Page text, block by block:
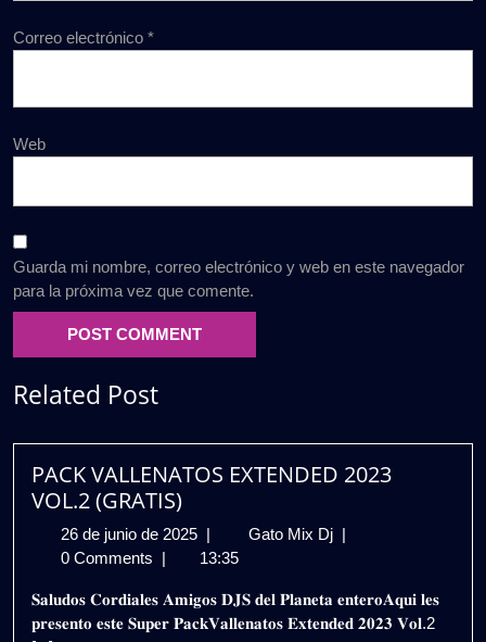
Correo electrónico *
Web
Guarda mi nombre, correo electrónico y web en este navegador
para la próxima vez que comente.
Related Post
PACK VALLENATOS EXTENDED 2023
VOL.2 (GRATIS)
26 de junio de 2025 26
de
de
2025
| Gato Mix Dj PACK
2023
VOL.2
|
0 Comments | 13:35
𝐒𝐚𝐥𝐮𝐝𝐨𝐬 𝐂𝐨𝐫𝐝𝐢𝐚𝐥𝐞𝐬 𝐀𝐦𝐢𝐠𝐨𝐬 𝐃𝐉𝐒 𝐝𝐞𝐥 𝐏𝐥𝐚𝐧𝐞𝐭𝐚 𝐞𝐧𝐭𝐞𝐫𝐨𝐀𝐪𝐮𝐢 𝐥𝐞𝐬
𝐩𝐫𝐞𝐬𝐞𝐧𝐭𝐨 𝐞𝐬𝐭𝐞 𝐒𝐮𝐩𝐞𝐫 𝐏𝐚𝐜𝐤𝐕𝐚𝐥𝐥𝐞𝐧𝐚𝐭𝐨𝐬 𝐄𝐱𝐭𝐞𝐧𝐝𝐞𝐝 𝟐𝟎𝟐𝟑 𝐕𝐨𝐥.2